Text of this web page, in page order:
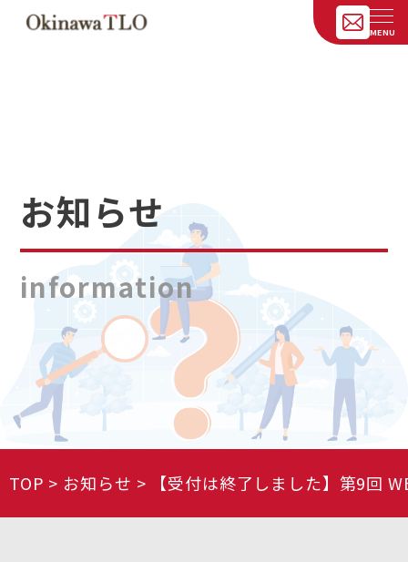
お知らせ
information
TOP お知らせ 【受付は終了しました】第9回